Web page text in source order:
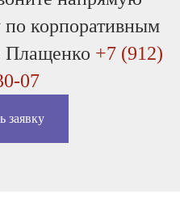
корпоративным
Плащенко +7 (912)
07
заявку